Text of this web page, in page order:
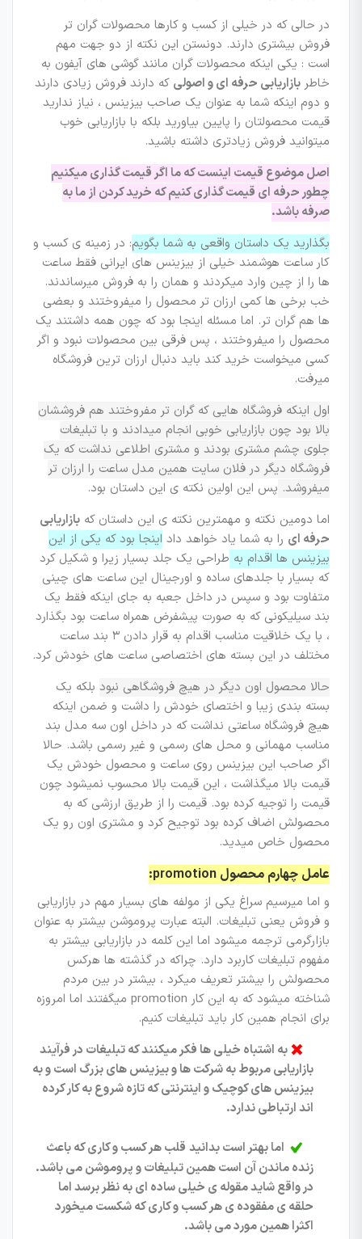
در حالی که در خیلی از کسب و کارها محصولات گران تر
فروش بیشتری دارند. دونستن این نکته از دو جهت مهم
است : یکی اینکه محصولات گران مانند گوشی های آیفون به
خاطر بازاریابی حرفه ای و اصولی که دارند فروش زیادی دارند
و دوم اینکه شما به عنوان یک صاحب بیزینس ، نیاز ندارید
قیمت محصولتان را پایین بیاورید بلکه با بازاریابی خوب
میتوانید فروش زیادتری داشته باشید.
اصل موضوع قیمت اینست که ما اگر قیمت گذاری میکنیم
چطور حرفه ای قیمت گذاری کنیم که خرید کردن از ما به
صرفه باشد.
بگذارید یک داستان واقعی به شما بگویم: در زمینه ی کسب و
کار ساعت هوشمند خیلی از بیزینس های ایرانی فقط ساعت
ها را از چین وارد میکردند و همان را به فروش میرساندند.
خب برخی ها کمی ارزان تر محصول را میفروختند و بعضی
ها هم گران تر. اما مسئله اینجا بود که چون همه داشتند یک
محصول را میفروختند ، پس فرقی بین محصولات نبود و اگر
کسی میخواست خرید کند باید دنبال ارزان ترین فروشگاه
میرفت.
اول اینکه فروشگاه هایی که گران تر مفروختند هم فروششان
بالا بود چون بازاریابی خوبی انجام میدادند و با تبلیغات
جلوی چشم مشتری بودند و مشتری اطلاعی نداشت که یک
فروشگاه دیگر در فلان سایت همین مدل ساعت را ارزان تر
میفروشد. پس این اولین نکته ی این داستان بود.
اما دومین نکته و مهمترین نکته ی این داستان که بازاریابی
حرفه ای را به شما یاد خواهد داد اینجا بود که یکی از این
بیزینس ها اقدام به طراحی یک جلد بسیار زیرا و شکیل کرد
که بسیار با جلدهای ساده و اورجینال این ساعت های چینی
متفاوت بود و سپس در داخل جعبه به جای اینکه فقط یک
بند سیلیکونی که به صورت پیشفرض همراه ساعت بود بگذارد
، با یک خلاقیت مناسب اقدام به قرار دادن ۳ بند ساعت
مختلف در این بسته های اختصاصی ساعت های خودش کرد.
حالا محصول اون دیگر در هیچ فروشگاهی نبود بلکه یک
بسته بندی زیبا و اختصای خودش را داشت و ضمن اینکه
هیچ فروشگاه ساعتی نداشت که در داخل اون سه مدل بند
مناسب مهمانی و محل های رسمی و غیر رسمی باشد. حالا
اگر صاحب این بیزینس روی ساعت و محصول خودش یک
قیمت بالا میگذاشت ، این قیمت بالا محسوب نمیشود چون
قیمت را توجیه کرده بود. قیمت را از طریق ارزشی که به
محصولش اضاف کرده بود توجیح کرد و مشتری اون رو یک
محصول خاص میدید.
عامل چهارم محصول promotion:
و اما میرسیم سراغ یکی از مولفه های بسیار مهم در بازاریابی
و فروش یعنی تبلیغات. البته عبارت پروموشن بیشتر به عنوان
بازارگرمی ترجمه میشود اما این کلمه در بازاریابی بیشتر به
مفهوم تبلیغات کاربرد دارد. چراکه در گذشته ها هرکس
محصولش را بیشتر تعریف میکرد ، بیشتر در بین مردم
شناخته میشود که به این کار promotion میگفتند اما امروزه
برای انجام همین کار باید تبلیغات کنیم.
به اشتباه خیلی ها فکر میکنند که تبلیغات در فرآیند
بازاریابی مربوط به شرکت ها و بیزینس های بزرگ است و به
بیزینس های کوچیک و اینترنتی که تازه شروع به کار کرده
اند ارتباطی ندارد.
اما بهتر است بدانید قلب هر کسب و کاری که باعث
زنده ماندن آن است همین تبلیغات و پروموشن می باشد.
در واقع شاید مقوله ی خیلی ساده ای به نظر برسد اما
حلقه ی مفقوده ی هر کسب و کاری که شکست میخورد
اکثرا همین مورد می باشد.